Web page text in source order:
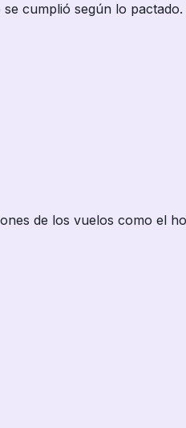
cumplió según lo
de los vuelos como el